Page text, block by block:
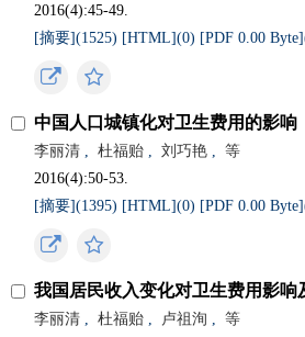
2016(4):45-49.
[摘要](1525) [HTML](0) [PDF 0.00
中国人口城镇化对卫生费用的影响
李丽清 , 杜福贻 , 刘巧艳 ,
等
2016(4):50-53.
[摘要](1395) [HTML](0) [PDF 0.00
我国居民收入变化对卫生费用影响
李丽清 , 杜福贻 , 卢祖洵 ,
等